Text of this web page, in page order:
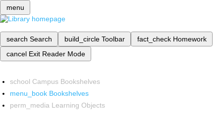
menu
search Search build_circle Toolbar fact_check Homework
cancel Exit Reader Mode
school Campus Bookshelves
menu_book Bookshelves
perm_media Learning Objects